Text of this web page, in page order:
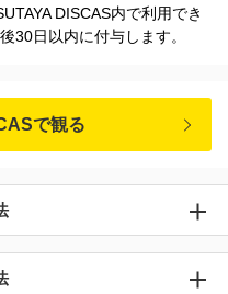
DISCAS内で利用でき
30日以内に付与します。
で観る